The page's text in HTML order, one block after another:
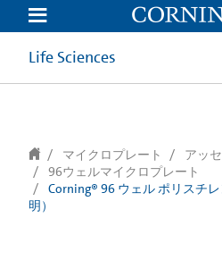
text.skipToContent
text.skipToNavigation
Life Sciences
マイクロプレート
アッ
96ウェルマイクロプレート
Corning® 96 ウェル ポリスチ
明）